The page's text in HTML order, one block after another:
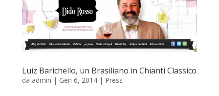
Luiz Barichello, un Brasiliano in Chianti Classico
da admin | Gen 6, 2014| Press